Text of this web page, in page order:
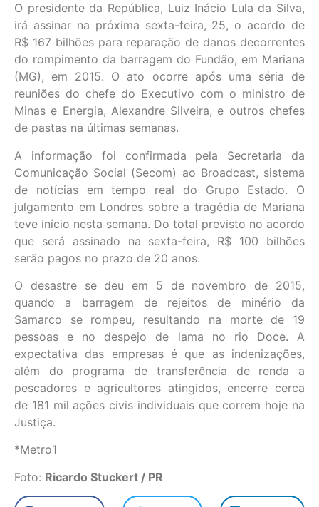
O presidente da República, Luiz Inácio Lula da Silva,
irá assinar na próxima sexta-feira, 25, o acordo de
R$ 167 bilhões para reparação de danos decorrentes
do rompimento da barragem do Fundão, em Mariana
(MG), em 2015. O ato ocorre após uma séria de
reuniões do chefe do Executivo com o ministro de
Minas e Energia, Alexandre Silveira, e outros chefes
de pastas na últimas semanas.
A informação foi confirmada pela Secretaria da
Comunicação Social (Secom) ao Broadcast, sistema
de notícias em tempo real do Grupo Estado. O
julgamento em Londres sobre a tragédia de Mariana
teve início nesta semana. Do total previsto no acordo
que será assinado na sexta-feira, R$ 100 bilhões
serão pagos no prazo de 20 anos.
O desastre se deu em 5 de novembro de 2015,
quando a barragem de rejeitos de minério da
Samarco se rompeu, resultando na morte de 19
pessoas e no despejo de lama no rio Doce. A
expectativa das empresas é que as indenizações,
além do programa de transferência de renda a
pescadores e agricultores atingidos, encerre cerca
de 181 mil ações civis individuais que correm hoje na
Justiça.
*Metro1
Foto: Ricardo Stuckert / PR